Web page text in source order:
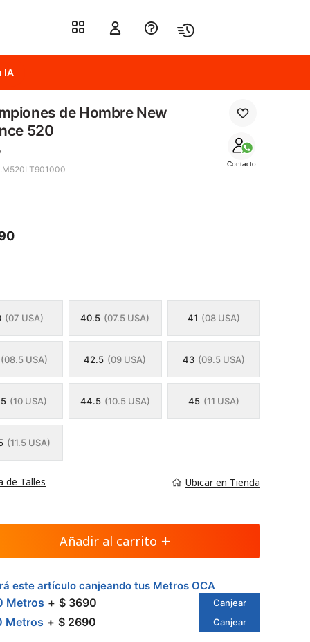
IA
de Hombre New
520
Contacto
(07 USA) 40.5 (07.5 USA) 41 (08 USA)
(08.5 USA) 42.5 (09 USA) 43 (09.5 USA)
(10 USA) 44.5 (10.5 USA) 45 (11 USA)
(11.5 USA)
de Talles Ubicar en Tienda
Añadir al carrito
este artículo canjeando tus Metros OCA
Metros $ 3690 Canjear
Metros $ 2690 Canjear